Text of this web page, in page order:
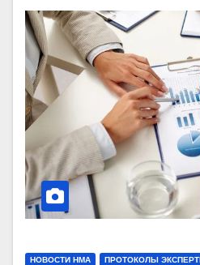
НОВОСТИ НМА ПРОТОКОЛЫ